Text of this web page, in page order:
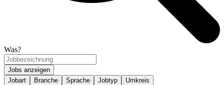
Was?
Jobs anzeigen
Jobart
Branche Sprache Jobtyp Umkreis